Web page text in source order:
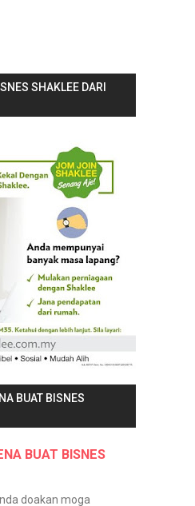
SHAKLEE DARI
BUAT BISNES
BUAT BISNES
doakan moga